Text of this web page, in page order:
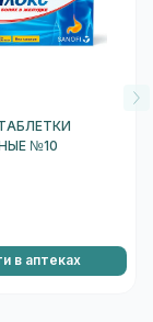
№10
в аптеках